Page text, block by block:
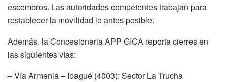
escombros. Las autoridades competentes trabajan para
restablecer la movilidad lo antes posible.
Además, la Concesionaria APP GICA reporta cierres en
las siguientes vías:
– Vía Armenia – Ibagué (4003): Sector La Trucha